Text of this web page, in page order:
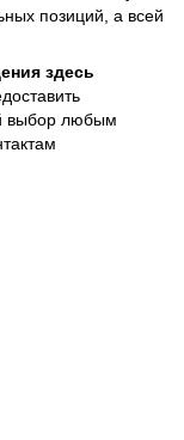
позиций, а всей
здесь
выбор любым